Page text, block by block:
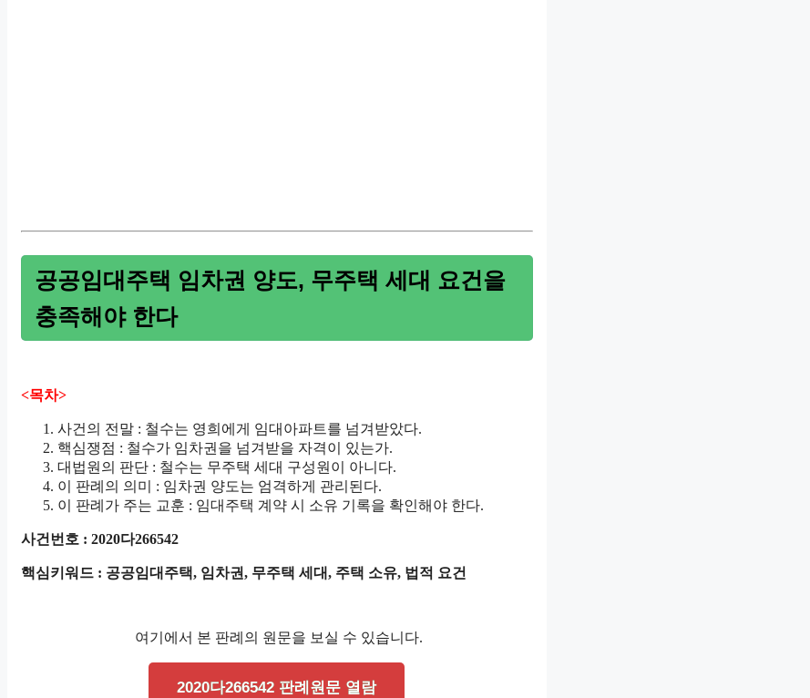
공공임대주택 임차권 양도, 무주택 세대 요건을
충족해야 한다
<목차>
사건의 전말 : 철수는 영희에게 임대아파트를 넘겨받았다.
핵심쟁점 : 철수가 임차권을 넘겨받을 자격이 있는가.
대법원의 판단 : 철수는 무주택 세대 구성원이 아니다.
이 판례의 의미 : 임차권 양도는 엄격하게 관리된다.
이 판례가 주는 교훈 : 임대주택 계약 시 소유 기록을 확인해야 한다.
사건번호 : 2020다266542
핵심키워드 : 공공임대주택, 임차권, 무주택 세대, 주택 소유, 법적 요건
여기에서 본 판례의 원문을 보실 수 있습니다.
2020다266542 판례원문 열람